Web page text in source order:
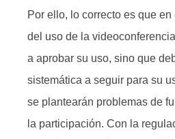
Por ello, lo correcto es que
del uso de la
a aprobar su uso, sino que
sistemática a seguir para su
se plantearán problemas de
la participación. Con la